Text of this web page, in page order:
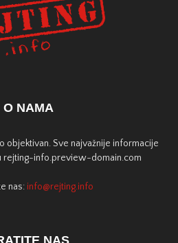
O NAMA
objektivan. Sve najvažnije informacije
rejting-info.preview-domain.com
nas: info@rejting.info
NAS